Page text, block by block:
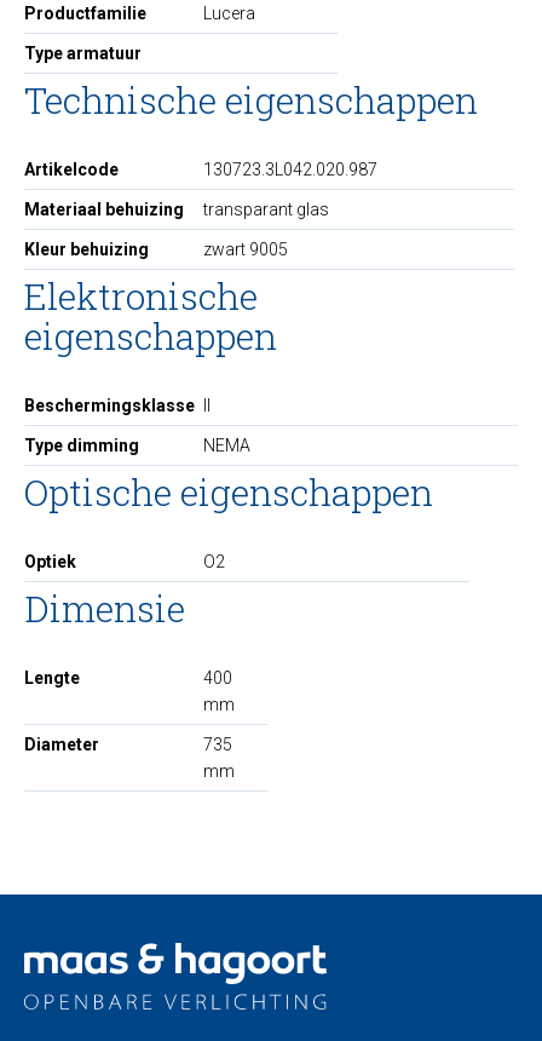
Productfamilie Lucera
Type armatuur
Technische eigenschappen
Artikelcode 130723.3L042.020.987
Materiaal behuizing transparant glas
Kleur behuizing zwart 9005
Elektronische
eigenschappen
Beschermingsklasse
Type dimming NEMA
Optische eigenschappen
Optiek O2
Dimensie
Lengte
400
mm
Diameter
735
mm